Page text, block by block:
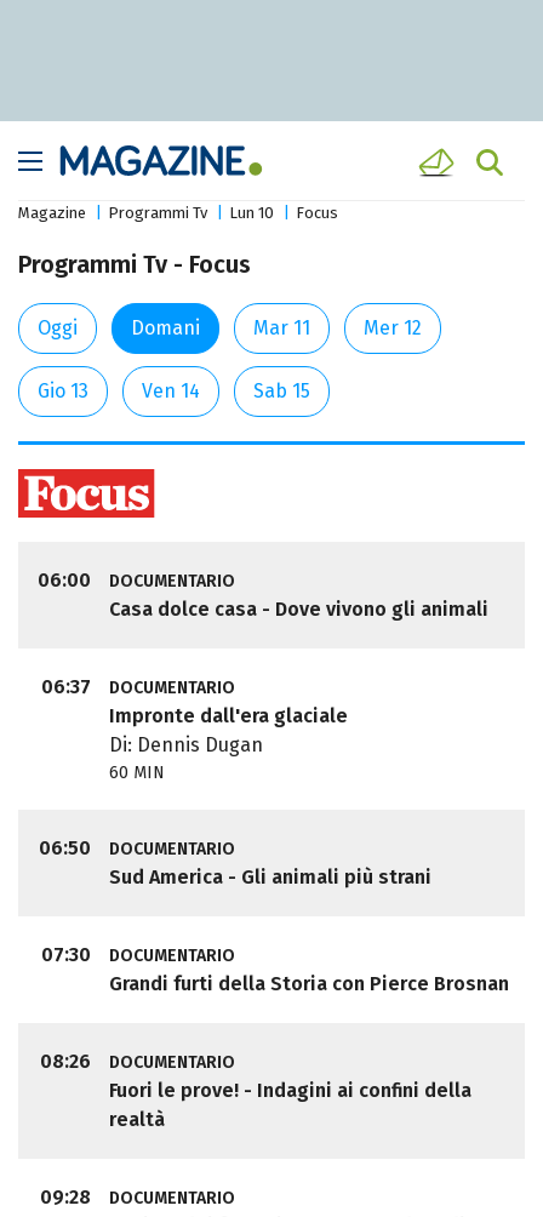
Magazine Programmi Tv Lun 10 Focus
Programmi Tv - Focus
Oggi Domani Mar 11 Mer 12
Gio 13 Ven 14 Sab 15
06:00 DOCUMENTARIO
Casa dolce casa - Dove vivono gli animali
06:37 DOCUMENTARIO
Impronte dall'era glaciale
Di: Dennis Dugan
60 MIN
06:50 DOCUMENTARIO
Sud America - Gli animali più strani
07:30 DOCUMENTARIO
Grandi furti della Storia con Pierce Brosnan
08:26 DOCUMENTARIO
Fuori le prove! - Indagini ai confini della
realtà
09:28 DOCUMENTARIO